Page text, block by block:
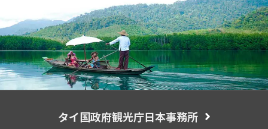
タイ国政府観光庁日本事務所